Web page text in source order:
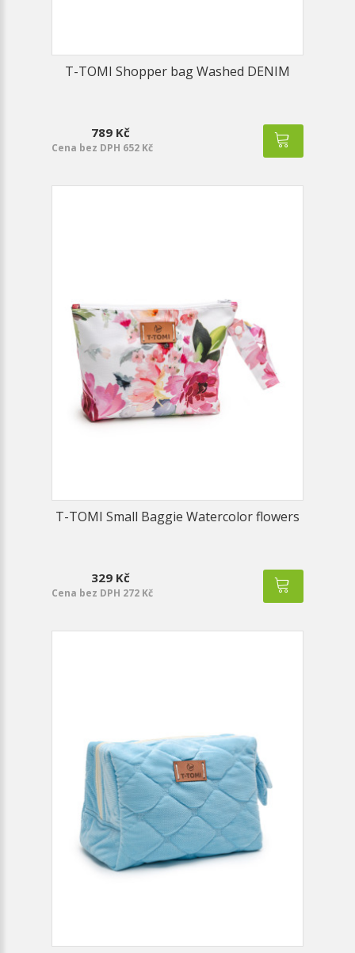
T-TOMI Shopper bag Washed DENIM
789 Kč
Cena bez DPH 652 Kč
T-TOMI Small Baggie Watercolor flowers
329 Kč
Cena bez DPH 272 Kč